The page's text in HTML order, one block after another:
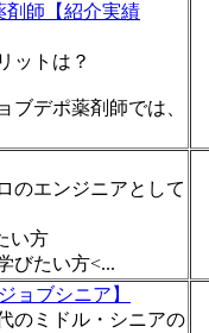
剤師【紹介実績
ットは？
ブデポ薬剤師では、
のエンジニアとして
い方
びたい方<...
ョブシニア】
のミドル・シニアの